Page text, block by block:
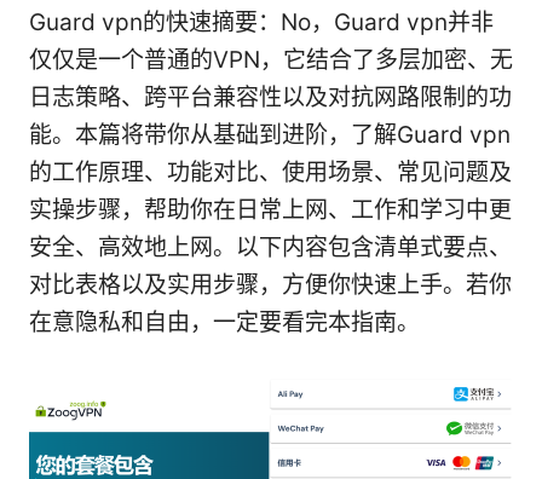
Guard vpn的快速摘要：No，Guard vpn并非
仅仅是一个普通的VPN，它结合了多层加密、无
日志策略、跨平台兼容性以及对抗网路限制的功
能。本篇将带你从基础到进阶，了解Guard vpn
的工作原理、功能对比、使用场景、常见问题及
实操步骤，帮助你在日常上网、工作和学习中更
安全、高效地上网。以下内容包含清单式要点、
对比表格以及实用步骤，方便你快速上手。若你
在意隐私和自由，一定要看完本指南。